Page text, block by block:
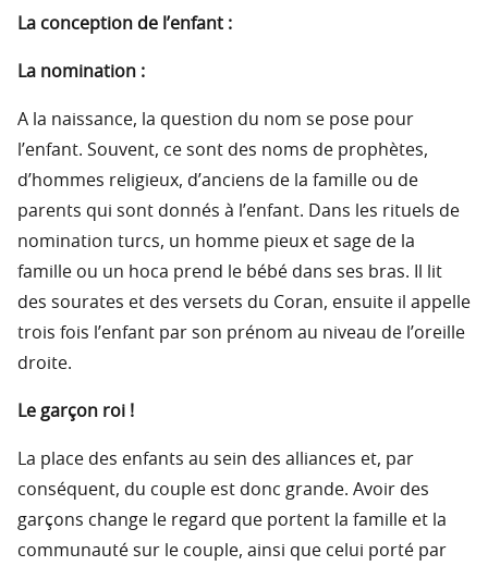
La conception de l’enfant :
La nomination :
A la naissance, la question du nom se pose pour
l’enfant. Souvent, ce sont des noms de prophètes,
d’hommes religieux, d’anciens de la famille ou de
parents qui sont donnés à l’enfant. Dans les rituels de
nomination turcs, un homme pieux et sage de la
famille ou un hoca prend le bébé dans ses bras. Il lit
des sourates et des versets du Coran, ensuite il appelle
trois fois l’enfant par son prénom au niveau de l’oreille
droite.
Le garçon roi !
La place des enfants au sein des alliances et, par
conséquent, du couple est donc grande. Avoir des
garçons change le regard que portent la famille et la
communauté sur le couple, ainsi que celui porté par